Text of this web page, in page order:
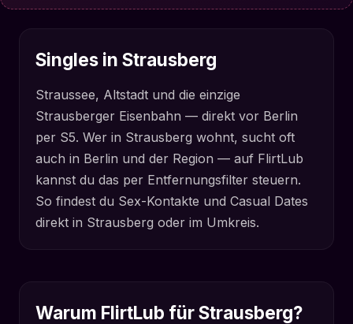
Singles in Strausberg
Straussee, Altstadt und die einzige
Strausberger Eisenbahn — direkt vor Berlin
per S5. Wer in Strausberg wohnt, sucht oft
auch in Berlin und der Region — auf FlirtLub
kannst du das per Entfernungsfilter steuern.
So findest du Sex-Kontakte und Casual Dates
direkt in Strausberg oder im Umkreis.
Warum FlirtLub für Strausberg?